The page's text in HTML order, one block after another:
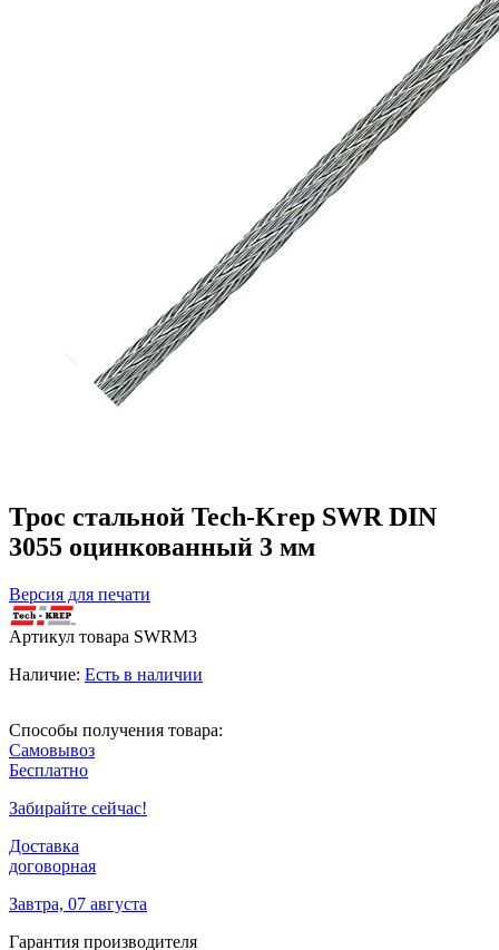
Трос стальной Tech-Krep SWR DIN
3055 оцинкованный 3 мм
Версия для печати
Артикул товара SWRM3
Наличие: Есть в наличии
Способы получения товара:
Самовывоз
Бесплатно
Забирайте сейчас!
Доставка
договорная
Завтра, 07 августа
Гарантия производителя